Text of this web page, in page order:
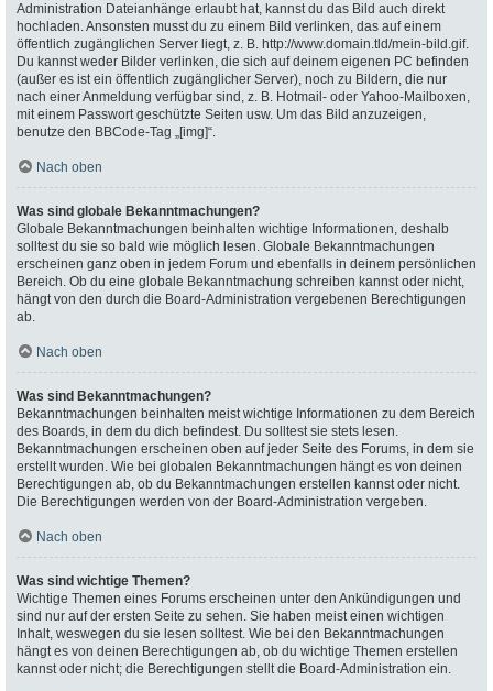
Administration Dateianhänge erlaubt hat, kannst du das Bild auch direkt
hochladen. Ansonsten musst du zu einem Bild verlinken, das auf einem
öffentlich zugänglichen Server liegt, z. B. http://www.domain.tld/mein-bild.gif.
Du kannst weder Bilder verlinken, die sich auf deinem eigenen PC befinden
(außer es ist ein öffentlich zugänglicher Server), noch zu Bildern, die nur
nach einer Anmeldung verfügbar sind, z. B. Hotmail- oder Yahoo-Mailboxen,
mit einem Passwort geschützte Seiten usw. Um das Bild anzuzeigen,
benutze den BBCode-Tag „[img]“.
Nach oben
Was sind globale Bekanntmachungen?
Globale Bekanntmachungen beinhalten wichtige Informationen, deshalb
solltest du sie so bald wie möglich lesen. Globale Bekanntmachungen
erscheinen ganz oben in jedem Forum und ebenfalls in deinem persönlichen
Bereich. Ob du eine globale Bekanntmachung schreiben kannst oder nicht,
hängt von den durch die Board-Administration vergebenen Berechtigungen
ab.
Nach oben
Was sind Bekanntmachungen?
Bekanntmachungen beinhalten meist wichtige Informationen zu dem Bereich
des Boards, in dem du dich befindest. Du solltest sie stets lesen.
Bekanntmachungen erscheinen oben auf jeder Seite des Forums, in dem sie
erstellt wurden. Wie bei globalen Bekanntmachungen hängt es von deinen
Berechtigungen ab, ob du Bekanntmachungen erstellen kannst oder nicht.
Die Berechtigungen werden von der Board-Administration vergeben.
Nach oben
Was sind wichtige Themen?
Wichtige Themen eines Forums erscheinen unter den Ankündigungen und
sind nur auf der ersten Seite zu sehen. Sie haben meist einen wichtigen
Inhalt, weswegen du sie lesen solltest. Wie bei den Bekanntmachungen
hängt es von deinen Berechtigungen ab, ob du wichtige Themen erstellen
kannst oder nicht; die Berechtigungen stellt die Board-Administration ein.